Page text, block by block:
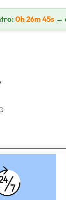
0h 26m 44s →